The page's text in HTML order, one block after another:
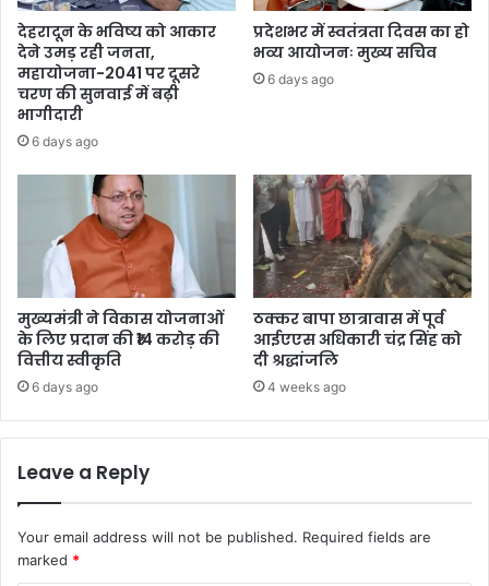
देहरादून के भविष्य को आकार
देने उमड़ रही जनता,
महायोजना-2041 पर दूसरे
चरण की सुनवाई में बढ़ी
भागीदारी
6 days ago
प्रदेशभर में स्वतंत्रता दिवस का हो
भव्य आयोजनः मुख्य सचिव
6 days ago
मुख्यमंत्री ने विकास योजनाओं
के लिए प्रदान की ₹14 करोड़ की
वित्तीय स्वीकृति
6 days ago
ठक्कर बापा छात्रावास में पूर्व
आईएएस अधिकारी चंद्र सिंह को
दी श्रद्धांजलि
4 weeks ago
Leave a Reply
Your email address will not be published. Required fields are
marked *